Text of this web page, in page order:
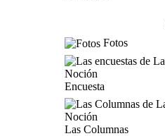
Fotos
Encuesta
Las Columnas